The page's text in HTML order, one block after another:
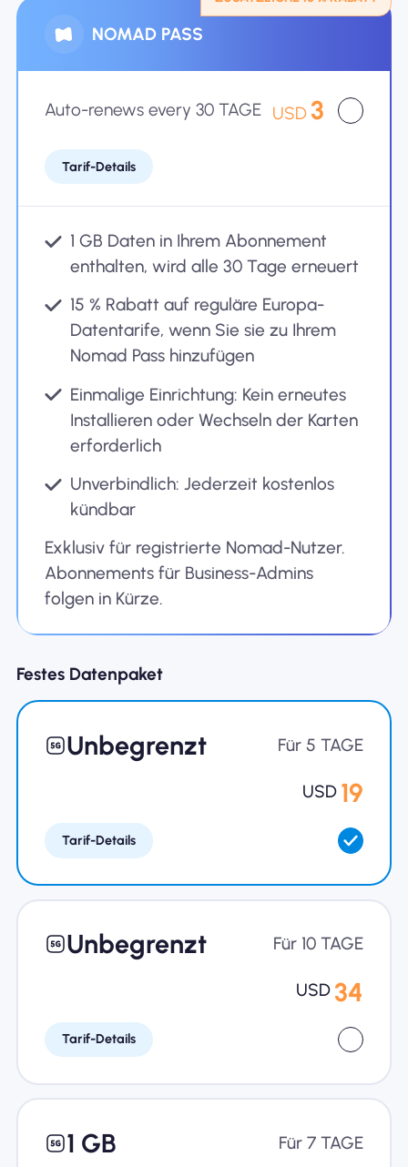
Für das Geschäft
NOMAD PASS
Auto-renews every 30 TAGE USD 3
Tarif-Details
1 GB Daten in Ihrem Abonnement
enthalten, wird alle 30 Tage erneuert
15 % Rabatt auf reguläre Europa-
Datentarife, wenn Sie sie zu Ihrem
Nomad Pass hinzufügen
Einmalige Einrichtung: Kein erneutes
Installieren oder Wechseln der Karten
erforderlich
Unverbindlich: Jederzeit kostenlos
kündbar
Exklusiv für registrierte Nomad-Nutzer.
Abonnements für Business-Admins
folgen in Kürze.
Festes Datenpaket
Unbegrenzt Für 5 TAGE
USD 19
Tarif-Details
Unbegrenzt Für 10 TAGE
USD 34
Tarif-Details
1 GB Für 7 TAGE